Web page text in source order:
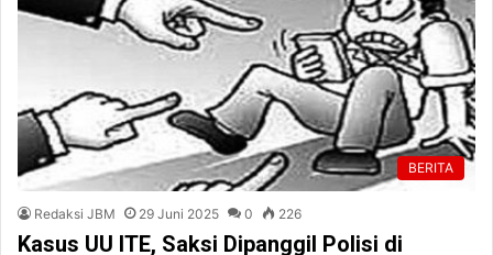
BERITA
Redaksi JBM 29 Juni 2025 0 226
Kasus UU ITE, Saksi Dipanggil Polisi di